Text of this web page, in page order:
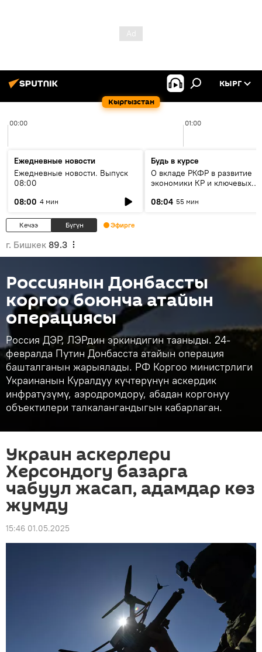
Кыргызстан
КЫРГ
00:00 01:00
Ежедневные новости
Ежедневные новости. Выпуск
08:00
08:00 4 мин
Будь в курсе
О вкладе РКФР в развитие
экономики КР и ключевых
08:04 55 мин
Кечээ Бүгүн Эфирге
г. Бишкек 89.3
Россиянын Донбассты
коргоо боюнча атайын
операциясы
Россия ДЭР, ЛЭРдин эркиндигин тааныды. 24-
февралда Путин Донбасста атайын операция
башталганын жарыялады. РФ Коргоо министрлиги
Украинанын Куралдуу күчтөрүнүн аскердик
инфратүзүмү, аэродромдору, абадан коргонуу
объектилери талкалангандыгын кабарлаган.
Украин аскерлери
Херсондогу базарга
чабуул жасап, адамдар көз
жумду
15:46 01.05.2025